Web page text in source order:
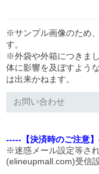
※サンプル画像のため
す。
※外袋や外箱につきま
体に影響を及ぼすよう
は出来かねます。
お問い合わせ
-----【決済時のご注意
※迷惑メール設定等さ
(elineupmall.com)受信